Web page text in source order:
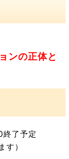
ンの正体と
終了予定
す）